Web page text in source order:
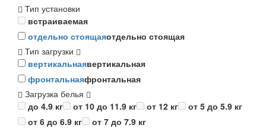
Тип установки
встраиваемая
отдельно стоящаяотдельно стоящая
Тип загрузки
вертикальнаявертикальная
фронтальнаяфронтальная
Загрузка белья
до 4.9 кг
от 10 до 11.9 кг от 12 кг
от 5 до 5.9 кг
от 6 до 6.9 кг
от 7 до 7.9 кг